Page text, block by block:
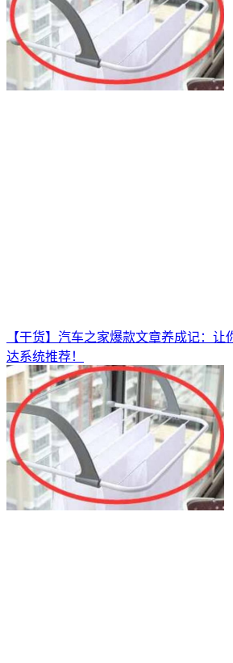
【干货】汽车之家爆款文章养成记：让
达系统推荐！